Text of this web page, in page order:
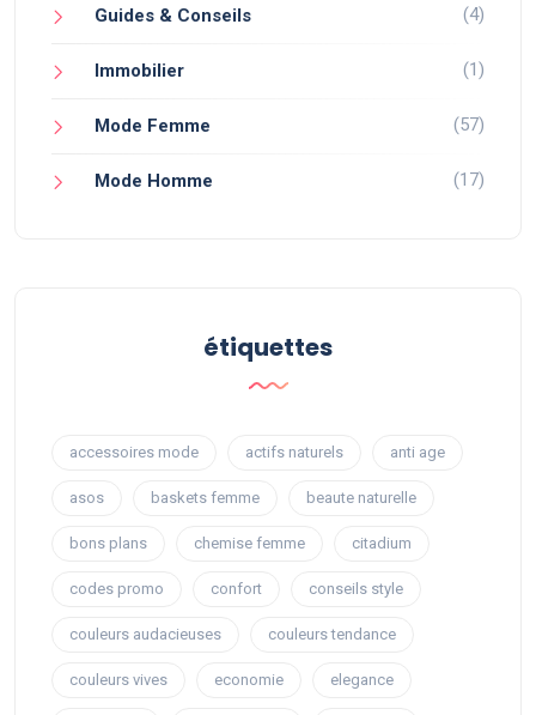
Guides & Conseils (4)
Immobilier (1)
Mode Femme (57)
Mode Homme (17)
étiquettes
accessoires mode actifs naturels anti age
asos baskets femme beaute naturelle
bons plans chemise femme citadium
codes promo confort conseils style
couleurs audacieuses couleurs tendance
couleurs vives economie elegance